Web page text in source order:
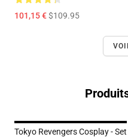
101,15 €$109.95
Tokyo Revengers Cosplay - Set